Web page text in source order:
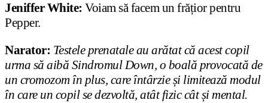
Jeniffer White: Voiam să facem un frățior pentru
Pepper.
Narator: Testele prenatale au arătat că acest copil
urma să aibă Sindromul Down, o boală provocată de
un cromozom în plus, care întârzie și limitează modul
în care un copil se dezvoltă, atât fizic cât și mental.